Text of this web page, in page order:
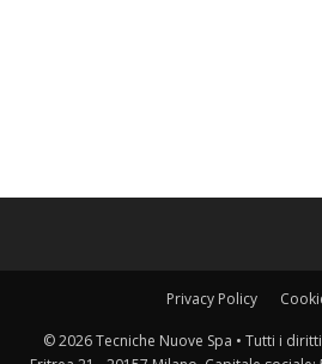
Privacy Policy
© 2026 Tecniche Nuove Spa • Tutti i